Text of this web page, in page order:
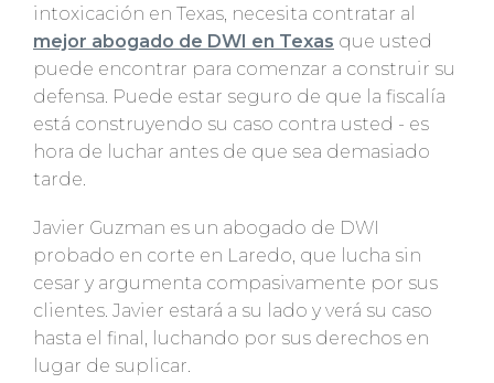
intoxicación en Texas, necesita contratar al
mejor abogado de DWI en Texas que usted
puede encontrar para comenzar a construir su
defensa. Puede estar seguro de que la fiscalía
está construyendo su caso contra usted - es
hora de luchar antes de que sea demasiado
tarde.
Javier Guzman es un abogado de DWI
probado en corte en Laredo, que lucha sin
cesar y argumenta compasivamente por sus
clientes. Javier estará a su lado y verá su caso
hasta el final, luchando por sus derechos en
lugar de suplicar.